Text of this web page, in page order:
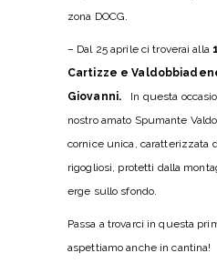
zona DOCG.
– Dal 25 aprile ci troverai alla
Cartizze e
Giovanni.
In questa
nostro amato Spumante
cornice unica, caratterizzata
rigogliosi, protetti dalla
erge sullo sfondo.
Passa a trovarci in questa
aspettiamo anche in cantina!